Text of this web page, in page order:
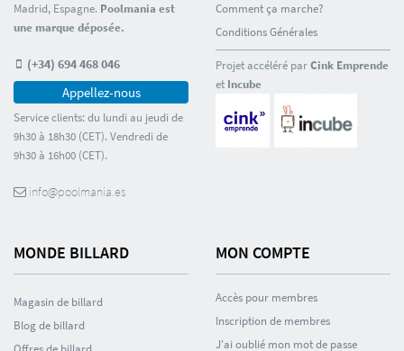
Madrid, Espagne. Poolmania est
une marque déposée.
(+34) 694 468 046
Appellez-nous
Service clients: du lundi au jeudi de
9h30 à 18h30 (CET). Vendredi de
9h30 à 16h00 (CET).
info@poolmania.es
Comment ça marche?
Conditions Générales
Projet accéléré parCink Emprende
et Incube
MONDE BILLARD
Magasin de billard
Blog de billard
MON COMPTE
Accès pour membres
Inscription de membres
J'ai oublié mon mot de passe